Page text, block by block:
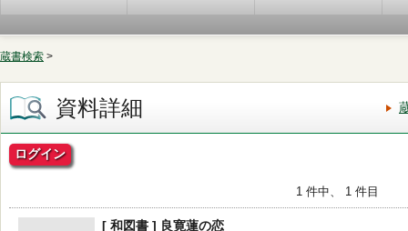
蔵書検索 >
資料詳細
ログイン
1 件中、 1 件目
[ 和図書 ] 良寛蓮の恋